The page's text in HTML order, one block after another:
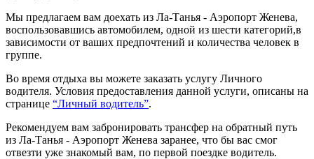
Мы предлагаем вам доехать из Ла-Танья - Аэропорт Женева,
воспользовавшись автомобилем, одной из шести категорий,в
зависимости от ваших предпочтений и количества человек в
группе.
Во время отдыха вы можете заказать услугу Личного
водителя. Условия предоставления данной услуги, описаны на
странице “Личный водитель”.
Рекомендуем вам забронировать трансфер на обратный путь
из Ла-Танья - Аэропорт Женева заранее, что бы вас смог
отвезти уже знакомый вам, по первой поездке водитель.